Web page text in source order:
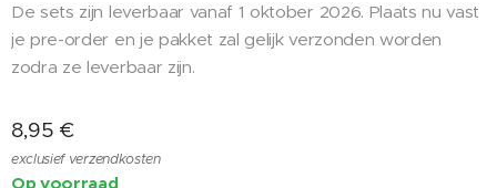
De sets zijn leverbaar vanaf 1 oktober 2026. Plaats nu vast
je pre-order en je pakket zal gelijk verzonden worden
zodra ze leverbaar zijn.
8,95 €
exclusief verzendkosten
Op voorraad